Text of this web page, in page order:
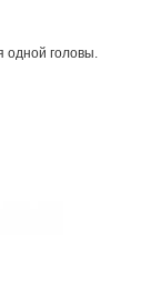
одной головы.